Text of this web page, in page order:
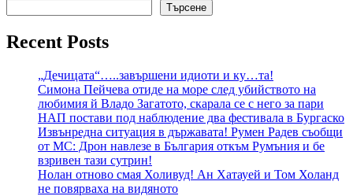
Търсене
Recent Posts
„Дечицата“…..завършени идиоти и ку…та!
Симона Пейчева отиде на море след убийството на
любимия й Владо Загатото, скарала се с него за пари
НАП постави под наблюдение два фестивала в Бургаско
Извънредна ситуация в държавата! Румен Радев съобщи
от МС: Дрон навлезе в България откъм Румъния и бе
взривен тази сутрин!
Нолан отново смая Холивуд! Ан Хатауей и Том Холанд
не повярваха на видяното